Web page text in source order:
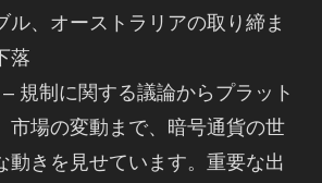
ル、オーストラリアの取り締ま
落
規制に関する議論からプラット
市場の変動まで、暗号通貨の世
動きを見せています。重要な出